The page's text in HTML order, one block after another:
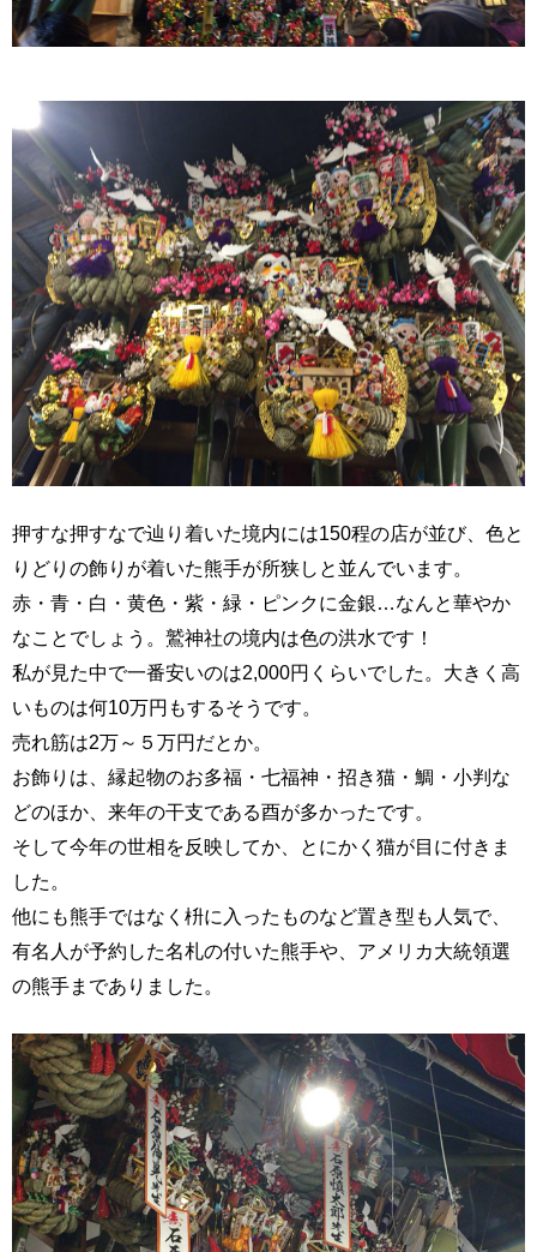
押すな押すなで辿り着いた境内には150程の店が並び、色と
りどりの飾りが着いた熊手が所狭しと並んでいます。
赤・青・白・黄色・紫・緑・ピンクに金銀…なんと華やか
なことでしょう。鷲神社の境内は色の洪水です！
私が見た中で一番安いのは2,000円くらいでした。大きく高
いものは何10万円もするそうです。
売れ筋は2万～５万円だとか。
お飾りは、縁起物のお多福・七福神・招き猫・鯛・小判な
どのほか、来年の干支である酉が多かったです。
そして今年の世相を反映してか、とにかく猫が目に付きま
した。
他にも熊手ではなく枡に入ったものなど置き型も人気で、
有名人が予約した名札の付いた熊手や、アメリカ大統領選
の熊手までありました。